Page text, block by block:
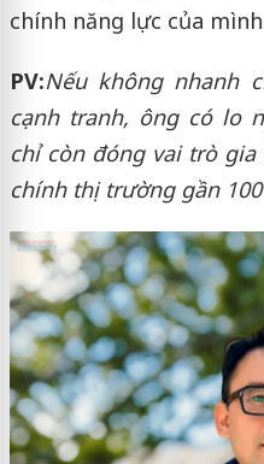
chính năng lực của
PV:Nếu không nhanh
cạnh tranh, ông có lo
chỉ còn đóng vai trò
chính thị trường gần